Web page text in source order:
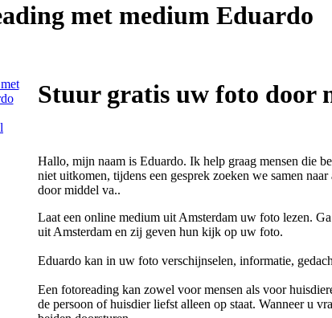
met medium Eduardo
Stuur gratis uw foto door
Hallo, mijn naam is Eduardo. Ik help graag mensen die
niet uitkomen, tijdens een gesprek zoeken we samen
door middel va..
Laat een online medium uit Amsterdam uw foto lezen.
uit Amsterdam en zij geven hun kijk op uw foto.
Eduardo kan in uw foto verschijnselen, informatie,
Een fotoreading kan zowel voor mensen als voor
de persoon of huisdier liefst alleen op staat. Wanneer u